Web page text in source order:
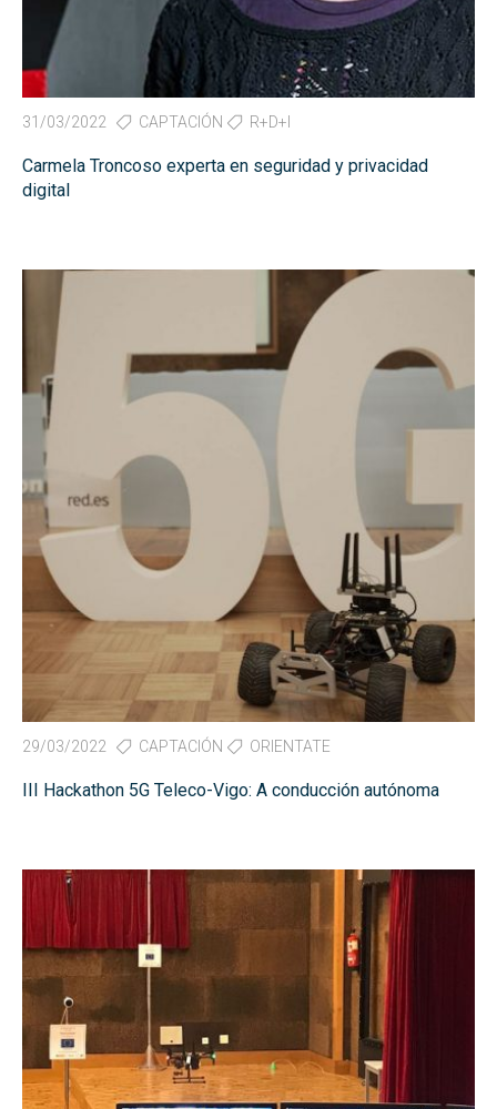
31/03/2022 CAPTACIÓN R+D+I
Carmela Troncoso experta en seguridad y privacidad
digital
29/03/2022 CAPTACIÓN ORIENTATE
III Hackathon 5G Teleco-Vigo: A conducción autónoma